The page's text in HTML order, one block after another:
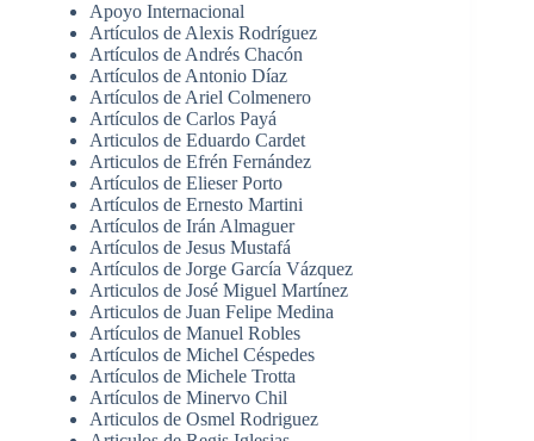
Apoyo Internacional
Artículos de Alexis Rodríguez
Artículos de Andrés Chacón
Artículos de Antonio Díaz
Artículos de Ariel Colmenero
Artículos de Carlos Payá
Articulos de Eduardo Cardet
Articulos de Efrén Fernández
Artículos de Elieser Porto
Artículos de Ernesto Martini
Artículos de Irán Almaguer
Artículos de Jesus Mustafá
Artículos de Jorge García Vázquez
Articulos de José Miguel Martínez
Articulos de Juan Felipe Medina
Artículos de Manuel Robles
Artículos de Michel Céspedes
Artículos de Michele Trotta
Artículos de Minervo Chil
Articulos de Osmel Rodriguez